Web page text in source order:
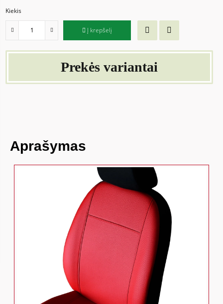
Kiekis
Į krepšelį
Prekės variantai
Aprašymas